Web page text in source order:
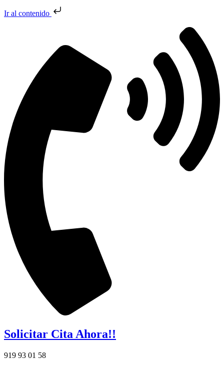
Ir al contenido
Solicitar Cita Ahora!!
919 93 01 58